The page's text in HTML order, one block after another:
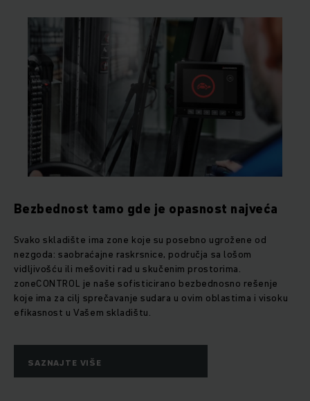
Bezbednost tamo gde je opasnost najveća
Svako skladište ima zone koje su posebno ugrožene od
nezgoda: saobraćajne raskrsnice, područja sa lošom
vidljivošću ili mešoviti rad u skučenim prostorima.
zoneCONTROL je naše sofisticirano bezbednosno rešenje
koje ima za cilj sprečavanje sudara u ovim oblastima i visoku
efikasnost u Vašem skladištu.
SAZNAJTE VIŠE